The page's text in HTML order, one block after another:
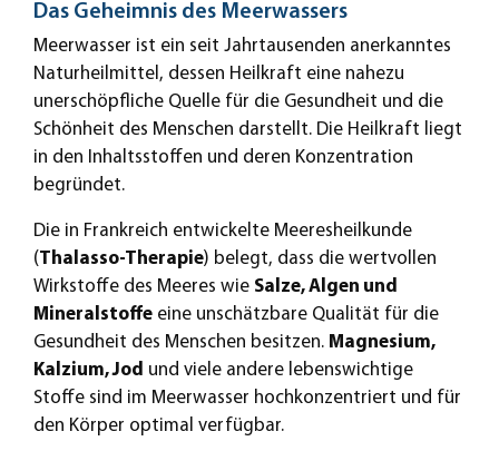
Das Geheimnis des Meerwassers
Meerwasser ist ein seit Jahrtausenden anerkanntes
Naturheilmittel, dessen Heilkraft eine nahezu
unerschöpfliche Quelle für die Gesundheit und die
Schönheit des Menschen darstellt. Die Heilkraft liegt
in den Inhaltsstoffen und deren Konzentration
begründet.
Die in Frankreich entwickelte Meeresheilkunde
(Thalasso-Therapie) belegt, dass die wertvollen
Wirkstoffe des Meeres wie Salze, Algen und
Mineralstoffe eine unschätzbare Qualität für die
Gesundheit des Menschen besitzen. Magnesium,
Kalzium, Jod und viele andere lebenswichtige
Stoffe sind im Meerwasser hochkonzentriert und für
den Körper optimal verfügbar.